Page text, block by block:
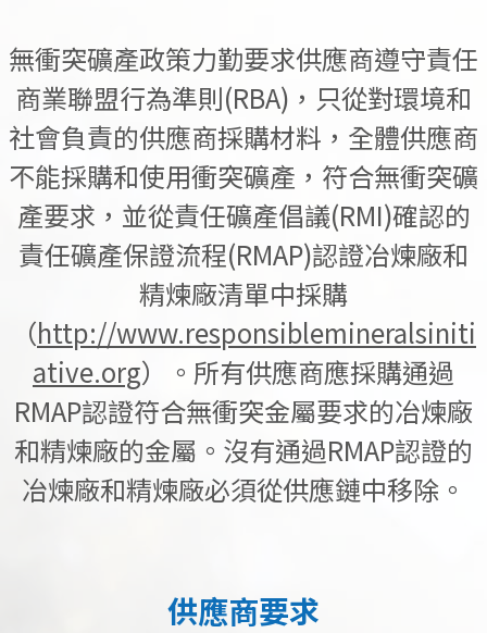
無衝突礦產政策力勤要求供應商遵守責任
商業聯盟行為準則(RBA)，只從對環境和
社會負責的供應商採購材料，全體供應商
不能採購和使用衝突礦產，符合無衝突礦
產要求，並從責任礦產倡議(RMI)確認的
責任礦產保證流程(RMAP)認證冶煉廠和
精煉廠清單中採購
（http://www.responsiblemineralsiniti
ative.org）。所有供應商應採購通過
RMAP認證符合無衝突金屬要求的冶煉廠
和精煉廠的金屬。沒有通過RMAP認證的
冶煉廠和精煉廠必須從供應鏈中移除。
供應商要求